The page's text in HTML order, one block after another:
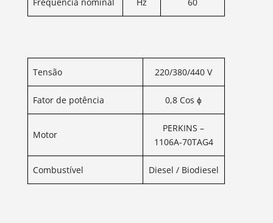
Tensão 220/380/440 V
Fator de potência 0,8 Cos ɸ
Motor
PERKINS –
1106A-70TAG4
Combustível Diesel / Biodiesel